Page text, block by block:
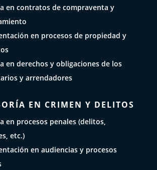
en contratos de compraventa y
en procesos de propiedad y
en derechos y obligaciones de los
y arrendadores
EN CRIMEN Y DELITOS
en procesos penales (delitos,
etc.)
en audiencias y procesos